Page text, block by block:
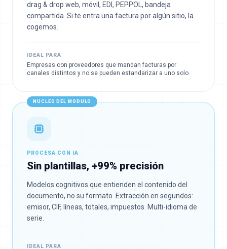
drag & drop web, móvil, EDI, PEPPOL, bandeja
compartida. Si te entra una factura por algún sitio, la
cogemos.
IDEAL PARA
Empresas con proveedores que mandan facturas por
canales distintos y no se pueden estandarizar a uno solo.
NÚCLEO DEL MÓDULO
PROCESA CON IA
Sin plantillas, +99% precisión
Modelos cognitivos que entienden el contenido del
documento, no su formato. Extracción en segundos:
emisor, CIF, líneas, totales, impuestos. Multi-idioma de
serie.
IDEAL PARA